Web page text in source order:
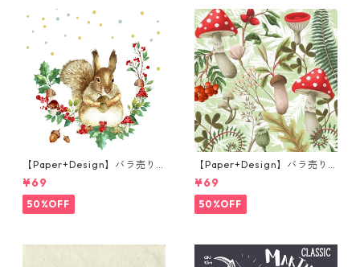
【Paper+Design】バラ売り2
枚 ランチサイズ ペーパーナプ
キン Forest Squirrel ホワイ
ト
¥69
50%OFF
【Paper+Design】バラ売り2
枚 ランチサイズ ペーパーナプ
キン Forest Fungi グリーン
¥69
50%OFF